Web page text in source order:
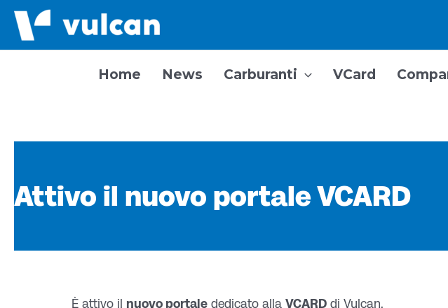
Vai
Home News Carburanti VCard
Attivo il nuovo portale VCARD
È attivo il nuovo portale dedicato alla VCARD di Vulcan.